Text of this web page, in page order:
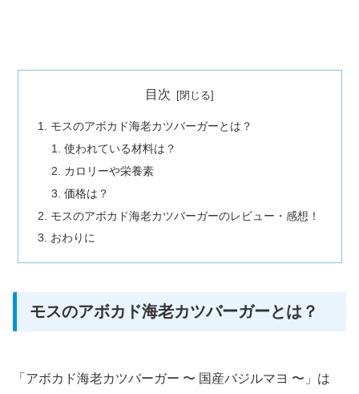
目次
モスのアボカド海老カツバーガーとは？
使われている材料は？
カロリーや栄養素
価格は？
モスのアボカド海老カツバーガーのレビュー・感想！
おわりに
モスのアボカド海老カツバーガーとは？
「アボカド海老カツバーガー 〜 国産バジルマヨ 〜」は